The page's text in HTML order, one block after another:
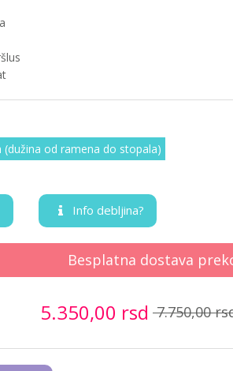
(dužina od ramena do stopala)
Info debljina?
Besplatna dostava
5.350,00 rsd 7.750,00